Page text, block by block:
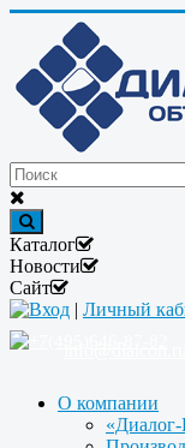
Каталог
Новости
Сайт
Вход | Личный
О компании
«Диалог-